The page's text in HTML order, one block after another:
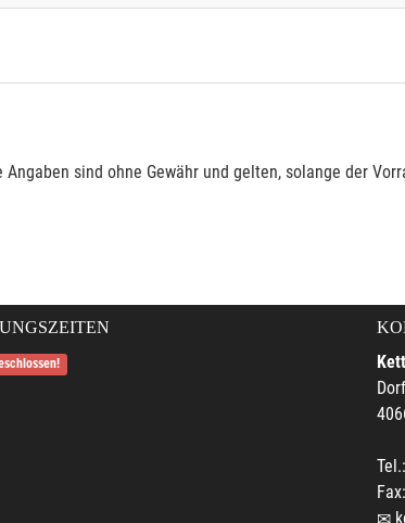
sind ohne Gewähr und gelten, solange der